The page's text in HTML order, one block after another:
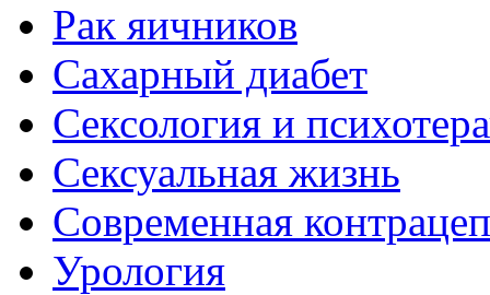
Рак яичников
Сахарный диабет
Сексология и
Сексуальная жизнь
Современная
Урология